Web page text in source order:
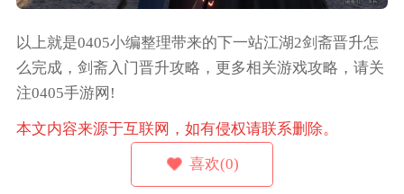
以上就是0405小编整理带来的下一站江湖2剑斋晋升怎
么完成，剑斋入门晋升攻略，更多相关游戏攻略，请关
注0405手游网!
本文内容来源于互联网，如有侵权请联系删除。
喜欢(0)